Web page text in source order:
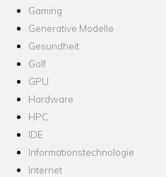
Gaming
Generative Modelle
Gesundheit
Golf
GPU
Hardware
HPC
IDE
Informationstechnologie
Internet